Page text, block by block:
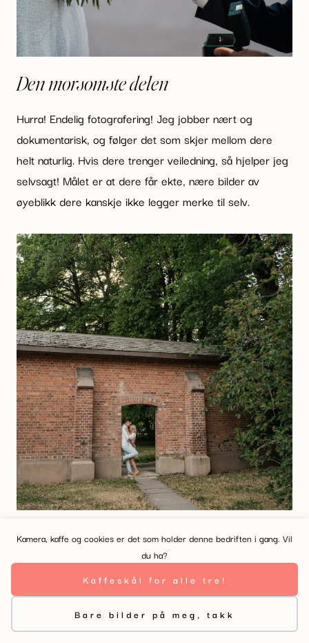
Kamera, kaffe og cookies er det som holder denne bedriften i gang. Vil
du ha?
Kaffeskål for alle tre!
Bare bilder på meg, takk
Den morsomste delen
Hurra! Endelig fotografering! Jeg jobber nært og
dokumentarisk, og følger det som skjer mellom dere
helt naturlig. Hvis dere trenger veiledning, så hjelper jeg
selvsagt! Målet er at dere får ekte, nære bilder av
øyeblikk dere kanskje ikke legger merke til selv.
Siste del
velger ut de beste bildene. Dere får deretter tilgang til et
digitalt galleri hvor dere kan se gjennom bildene og
velge hvilke filer eller produkter dere vil ha. Her har vi